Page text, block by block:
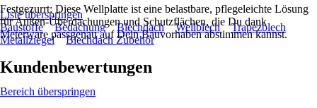
Festgezurrt: Diese Wellplatte ist eine belastbare, pflegeleichte Lösung
für Außen-Überdachungen und Schutzflächen, die Du dank
Meterware passgenau auf Dein Bauvorhaben abstimmen kannst.
Liste überspringen
Baustoffe
Bedachung Blechdach Wellblech
Trapezblech
Metallziegel
Blechdach Zubehör
Kundenbewertungen
Bereich überspringen